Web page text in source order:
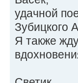
удачной
Зубицкого
Я также